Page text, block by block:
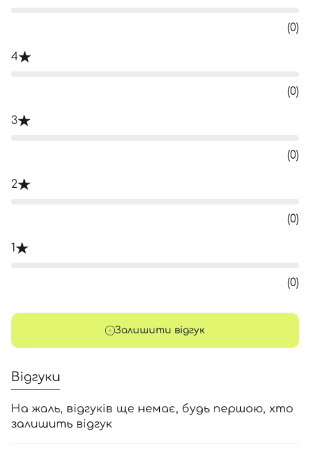
(0)
4
(0)
3
(0)
2
(0)
1
(0)
Залишити відгук
Відгуки
На жаль, відгуків ще немає, будь першою, хто
залишить відгук